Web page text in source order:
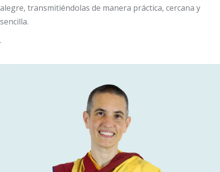
alegre, transmitiéndolas de manera práctica, cercana y
sencilla.
.